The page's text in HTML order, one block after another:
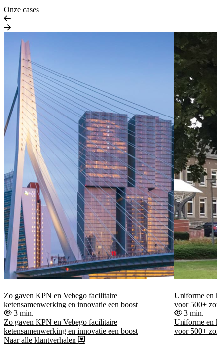
Onze cases
Zo gaven KPN en Vebego facilitaire
ketensamenwerking en innovatie een boost
3 min.
Zo gaven KPN en Vebego facilitaire
ketensamenwerking en innovatie een boost
Uniforme en
voor 500+
3 min.
Uniforme en
voor 500+
Naar alle klantverhalen